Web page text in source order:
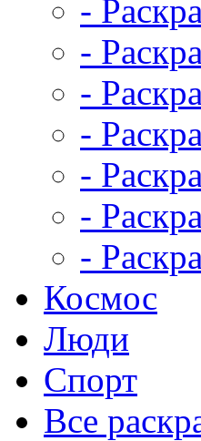
-
-
-
-
-
-
-
Космос
Люди
Спорт
Все